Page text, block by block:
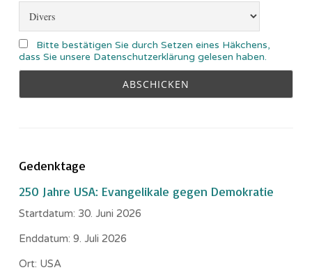
Bitte bestätigen Sie durch Setzen eines Häkchens,
dass Sie unsere Datenschutzerklärung gelesen haben.
Gedenktage
250 Jahre USA: Evangelikale gegen Demokratie
Startdatum: 30. Juni 2026
Enddatum: 9. Juli 2026
Ort: USA